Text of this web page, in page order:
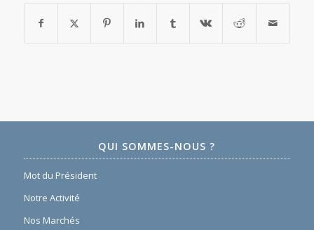
QUI SOMMES-NOUS ?
Mot du Président
Notre Activité
Nos Marchés